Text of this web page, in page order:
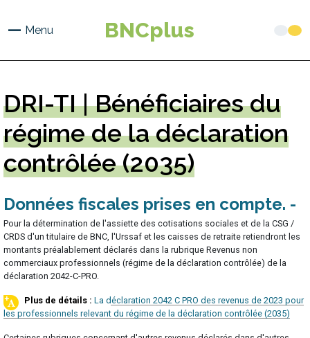
principal
Menu BNCplus
DRI-TI| Bénéficiaires du
régime de la déclaration
contrôlée (2035)
Données fiscales prises en compte
Pour la détermination de l'assiette des cotisations sociales et de la CSG /
CRDS d'un titulaire de BNC, l'Urssaf et les caisses de retraite retiendront les
montants préalablement déclarés dans la rubrique Revenus non
commerciaux professionnels (régime de la déclaration contrôlée) de la
déclaration 2042-C-PRO.
La déclaration 2042 C PRO des revenus de 2023 pour
les professionnels relevant du régime de la déclaration contrôlée (2035)